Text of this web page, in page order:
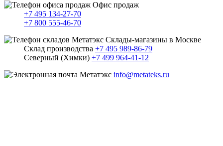
Офис продаж
+7 495 134-27-70
+7 800 555-46-70
Склады-магазины в Москве
Склад производства +7 495 989-86-79
Северный (Химки) +7 499 964-41-12
info@metateks.ru